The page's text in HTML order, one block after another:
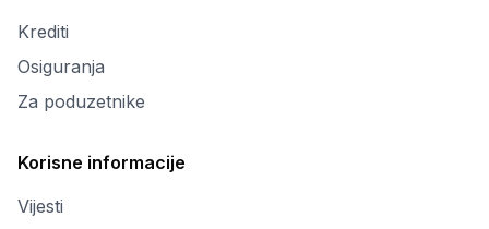
Krediti
Osiguranja
Za poduzetnike
Korisne informacije
Vijesti